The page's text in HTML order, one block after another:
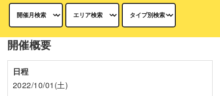
開催概要
日程
2022/10/01(土)